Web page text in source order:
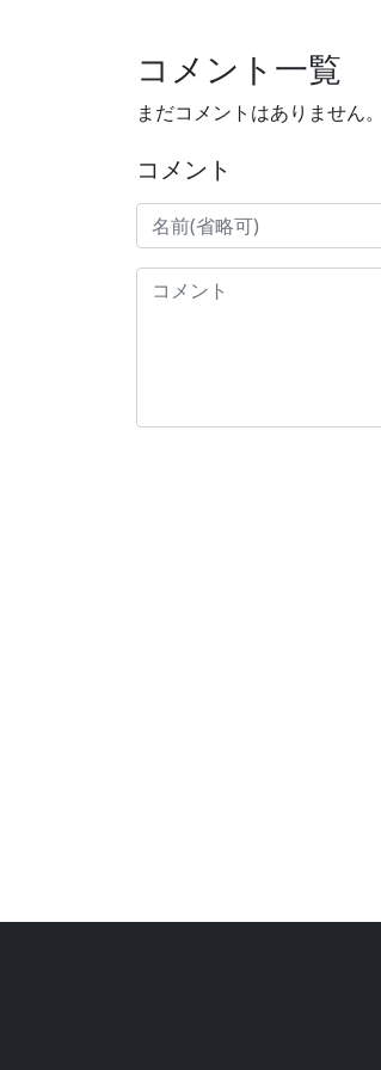
コメント一覧
まだコメントはありません。
コメント